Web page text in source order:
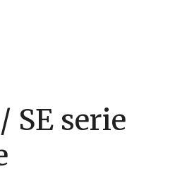
SE serie